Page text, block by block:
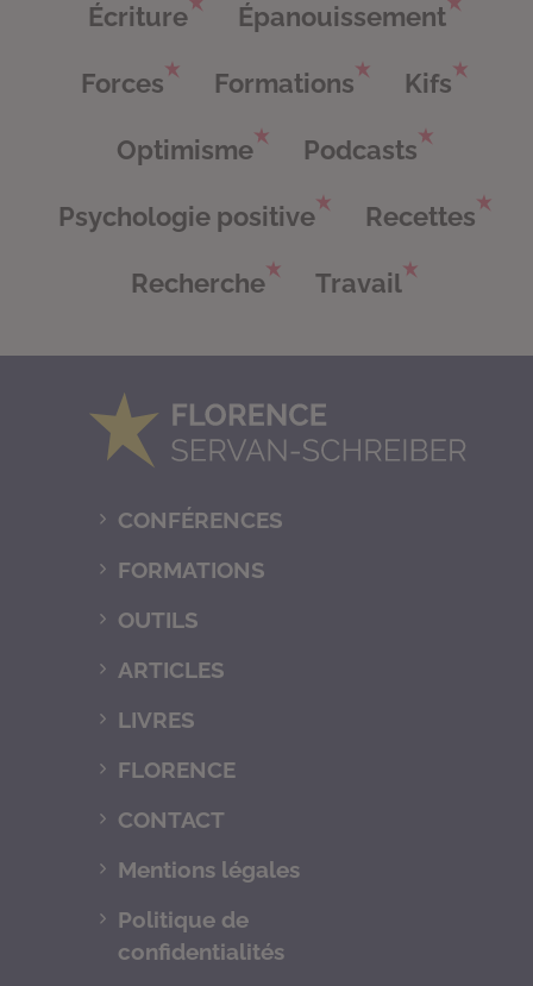
Écriture Épanouissement
Forces Formations Kifs
Optimisme Podcasts
Psychologie positive Recettes
Recherche Travail
CONFÉRENCES
FORMATIONS
OUTILS
ARTICLES
LIVRES
FLORENCE
CONTACT
Mentions légales
Politique de
confidentialités